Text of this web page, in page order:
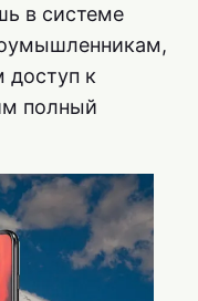
в системе
к
полный